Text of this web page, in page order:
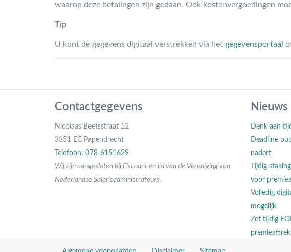
waarop deze betalingen zijn gedaan. Ook kostenvergoedingen
Tip
U kunt de gegevens digitaal verstrekken via het gegevensportaal
Contactgegevens
Nicolaas Beetsstraat 12
3351 EC Papendrecht
Telefoon: 078-6151629
Wij zijn aangesloten bij Fiscount en lid van de Vereniging van
Nederlandse Salarisadministrateurs.
Nieuws
Denk aan
Deadline
nadert
Tijdig
voor
Volledig
mogelijk
Zet tijdig